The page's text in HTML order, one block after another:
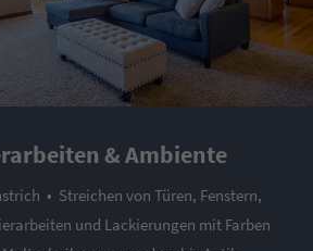
& Ambiente
• Streichen von Türen, Fenstern,
und Lackierungen mit Farben